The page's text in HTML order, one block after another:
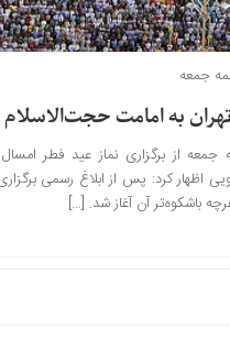
جمعه
تهران به امامت
از برگزاری نماز عید فطر
کرد: پس از ابلاغ رسمی
باشکوه‌تر آن آغاز شد. […]